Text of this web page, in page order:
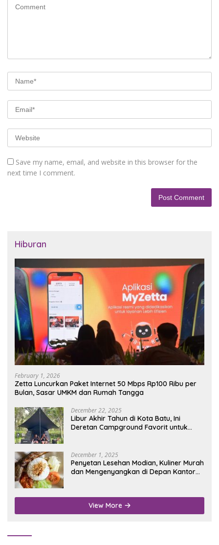
Save my name, email, and website in this browser for the
next time I comment.
Hiburan
February 1, 2026
Zetta Luncurkan Paket Internet 50 Mbps Rp100 Ribu per
Bulan, Sasar UMKM dan Rumah Tangga
December 22, 2025
Libur Akhir Tahun di Kota Batu, Ini
Deretan Campground Favorit untuk
December 1, 2025
Penyetan Lesehan Modian, Kuliner Murah
dan Mengenyangkan di Depan Kantor
View More